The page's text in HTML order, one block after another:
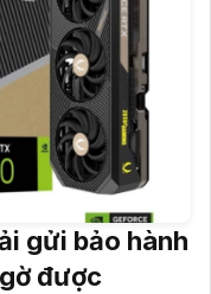
gửi bảo hành
được